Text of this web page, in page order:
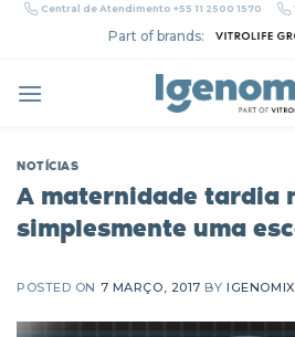
Skip Central de Atendimento +55 11 2500 1570
Part of brands:
NOTÍCIAS
A maternidade tardia
simplesmente uma
POSTED ON 7 MARÇO, 2017 BYIGENOMIX